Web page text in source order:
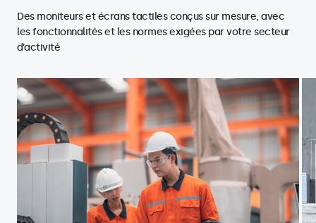
Des moniteurs et écrans tactiles conçus sur mesure, avec
les fonctionnalités et les normes exigées par votre secteur
d’activité